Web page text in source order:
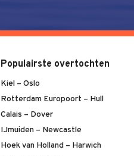
Populairste overtochten
Kiel – Oslo
Rotterdam Europoort – Hull
Calais – Dover
IJmuiden – Newcastle
Hoek van Holland – Harwich